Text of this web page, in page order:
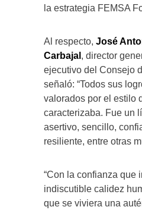
la estrategia FEMSA
Al respecto, José
Carbajal , director
ejecutivo del Consejo
señaló: “Todos sus
valorados por el estilo
caracterizaba. Fue un
asertivo, sencillo,
resiliente, entre otras
“Con la confianza que
indiscutible calidez
que se viviera una